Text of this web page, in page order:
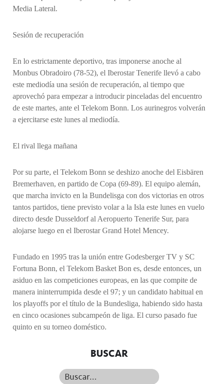
Media Lateral.
Sesión de recuperación
En lo estrictamente deportivo, tras imponerse anoche al
Monbus Obradoiro (78-52), el Iberostar Tenerife llevó a cabo
este mediodía una sesión de recuperación, al tiempo que
aprovechó para empezar a introducir pinceladas del encuentro
de este martes, ante el Telekom Bonn. Los aurinegros volverán
a ejercitarse este lunes al mediodía.
El rival llega mañana
Por su parte, el Telekom Bonn se deshizo anoche del Eisbären
Bremerhaven, en partido de Copa (69-89). El equipo alemán,
que marcha invicto en la Bundelisga con dos victorias en otros
tantos partidos, tiene previsto volar a la Isla este lunes en vuelo
directo desde Dusseldorf al Aeropuerto Tenerife Sur, para
alojarse luego en el Iberostar Grand Hotel Mencey.
Fundado en 1995 tras la unión entre Godesberger TV y SC
Fortuna Bonn, el Telekom Basket Bon es, desde entonces, un
asiduo en las competiciones europeas, en las que compite de
manera ininterrumpida desde el 97; y un candidato habitual en
los playoffs por el título de la Bundesliga, habiendo sido hasta
en cinco ocasiones subcampeón de liga. El curso pasado fue
quinto en su torneo doméstico.
BUSCAR
Buscar...